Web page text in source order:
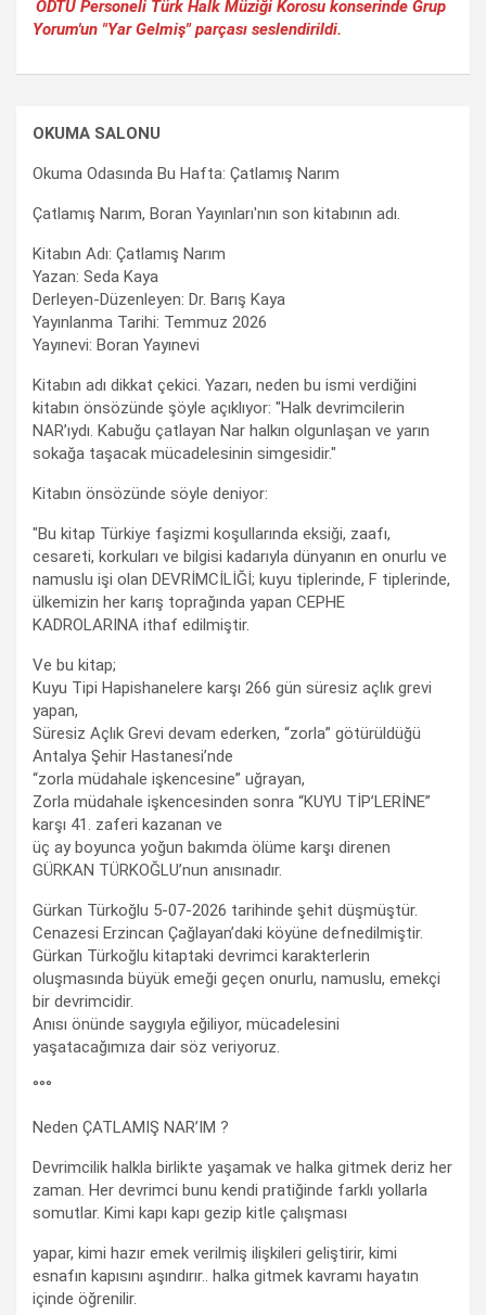
ODTÜ Personeli Türk Halk Müziği Korosu konserinde Grup
Yorum'un "Yar Gelmiş" parçası seslendirildi.
OKUMA SALONU
Okuma Odasında Bu Hafta: Çatlamış Narım
Çatlamış Narım, Boran Yayınları'nın son kitabının adı.
Kitabın Adı: Çatlamış Narım
Yazan: Seda Kaya
Derleyen-Düzenleyen: Dr. Barış Kaya
Yayınlanma Tarihi: Temmuz 2026
Yayınevi: Boran Yayınevi
Kitabın adı dikkat çekici. Yazarı, neden bu ismi verdiğini
kitabın önsözünde şöyle açıklıyor: "Halk devrimcilerin
NAR’ıydı. Kabuğu çatlayan Nar halkın olgunlaşan ve yarın
sokağa taşacak mücadelesinin simgesidir."
Kitabın önsözünde söyle deniyor:
"Bu kitap Türkiye faşizmi koşullarında eksiği, zaafı,
cesareti, korkuları ve bilgisi kadarıyla dünyanın en onurlu ve
namuslu işi olan DEVRİMCİLİĞİ; kuyu tiplerinde, F tiplerinde,
ülkemizin her karış toprağında yapan CEPHE
KADROLARINA ithaf edilmiştir.
Ve bu kitap;
Kuyu Tipi Hapishanelere karşı 266 gün süresiz açlık grevi
yapan,
Süresiz Açlık Grevi devam ederken, “zorla” götürüldüğü
Antalya Şehir Hastanesi’nde
“zorla müdahale işkencesine” uğrayan,
Zorla müdahale işkencesinden sonra “KUYU TİP’LERİNE”
karşı 41. zaferi kazanan ve
üç ay boyunca yoğun bakımda ölüme karşı direnen
GÜRKAN TÜRKOĞLU’nun anısınadır.
Gürkan Türkoğlu 5-07-2026 tarihinde şehit düşmüştür.
Cenazesi Erzincan Çağlayan’daki köyüne defnedilmiştir.
Gürkan Türkoğlu kitaptaki devrimci karakterlerin
oluşmasında büyük emeği geçen onurlu, namuslu, emekçi
bir devrimcidir.
Anısı önünde saygıyla eğiliyor, mücadelesini
yaşatacağımıza dair söz veriyoruz.
°°°
Neden ÇATLAMIŞ NAR’IM ?
Devrimcilik halkla birlikte yaşamak ve halka gitmek deriz her
zaman. Her devrimci bunu kendi pratiğinde farklı yollarla
somutlar. Kimi kapı kapı gezip kitle çalışması
yapar, kimi hazır emek verilmiş ilişkileri geliştirir, kimi
esnafın kapısını aşındırır.. halka gitmek kavramı hayatın
içinde öğrenilir.